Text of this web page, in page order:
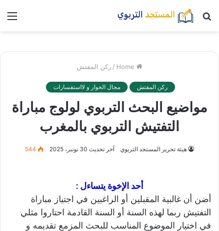
بحث
/ ركن المفتش
ركن المفتش مجال الحوار و لااستفسارات
مواضيع البحث التربوي لولوج مباراة
التفتيش التربوي بالمغرب
هيئة تحرير المستجد التربوي آخر تحديث 30 نونبر، 2025 544
أحد الإخوة يتساءل :
أضن أن غالبية المقبلين أو الراغبين في اجتياز مباراة
التفتيش ربما لهذه السنة أو السنة القادمة احتاروا مثلي
في اختيار الموضوع المناسب للبحث المزمع تقديمه و